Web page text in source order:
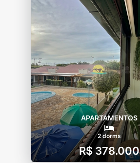
APARTAMENTOS
2 dorms
R$ 378.000